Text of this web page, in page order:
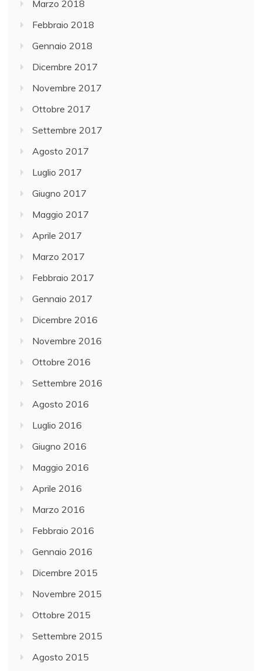
Marzo 2018
Febbraio 2018
Gennaio 2018
Dicembre 2017
Novembre 2017
Ottobre 2017
Settembre 2017
Agosto 2017
Luglio 2017
Giugno 2017
Maggio 2017
Aprile 2017
Marzo 2017
Febbraio 2017
Gennaio 2017
Dicembre 2016
Novembre 2016
Ottobre 2016
Settembre 2016
Agosto 2016
Luglio 2016
Giugno 2016
Maggio 2016
Aprile 2016
Marzo 2016
Febbraio 2016
Gennaio 2016
Dicembre 2015
Novembre 2015
Ottobre 2015
Settembre 2015
Agosto 2015